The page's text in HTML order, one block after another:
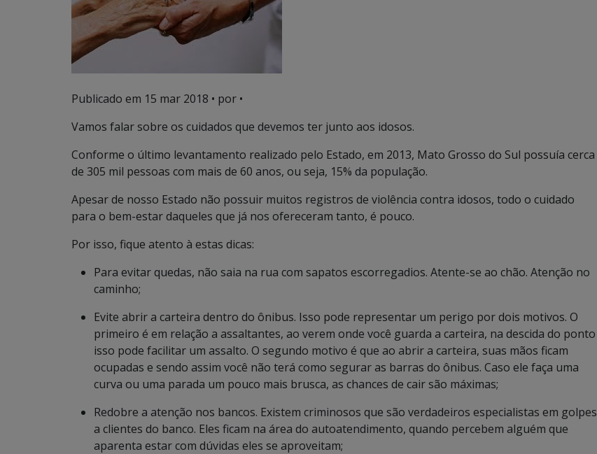
Publicado em 15 mar 2018 • por •
Vamos falar sobre os cuidados que devemos ter junto aos idosos.
Conforme o último levantamento realizado pelo Estado, em 2013, Mato Grosso do Sul possuía cerca
de 305 mil pessoas com mais de 60 anos, ou seja, 15% da população.
Apesar de nosso Estado não possuir muitos registros de violência contra idosos, todo o cuidado
para o bem-estar daqueles que já nos ofereceram tanto, é pouco.
Por isso, fique atento à estas dicas:
Para evitar quedas, não saia na rua com sapatos escorregadios. Atente-se ao chão. Atenção no
caminho;
Evite abrir a carteira dentro do ônibus. Isso pode representar um perigo por dois motivos. O
primeiro é em relação a assaltantes, ao verem onde você guarda a carteira, na descida do ponto
isso pode facilitar um assalto. O segundo motivo é que ao abrir a carteira, suas mãos ficam
ocupadas e sendo assim você não terá como segurar as barras do ônibus. Caso ele faça uma
curva ou uma parada um pouco mais brusca, as chances de cair são máximas;
Redobre a atenção nos bancos. Existem criminosos que são verdadeiros especialistas em golpes
a clientes do banco. Eles ficam na área do autoatendimento, quando percebem alguém que
aparenta estar com dúvidas eles se aproveitam;